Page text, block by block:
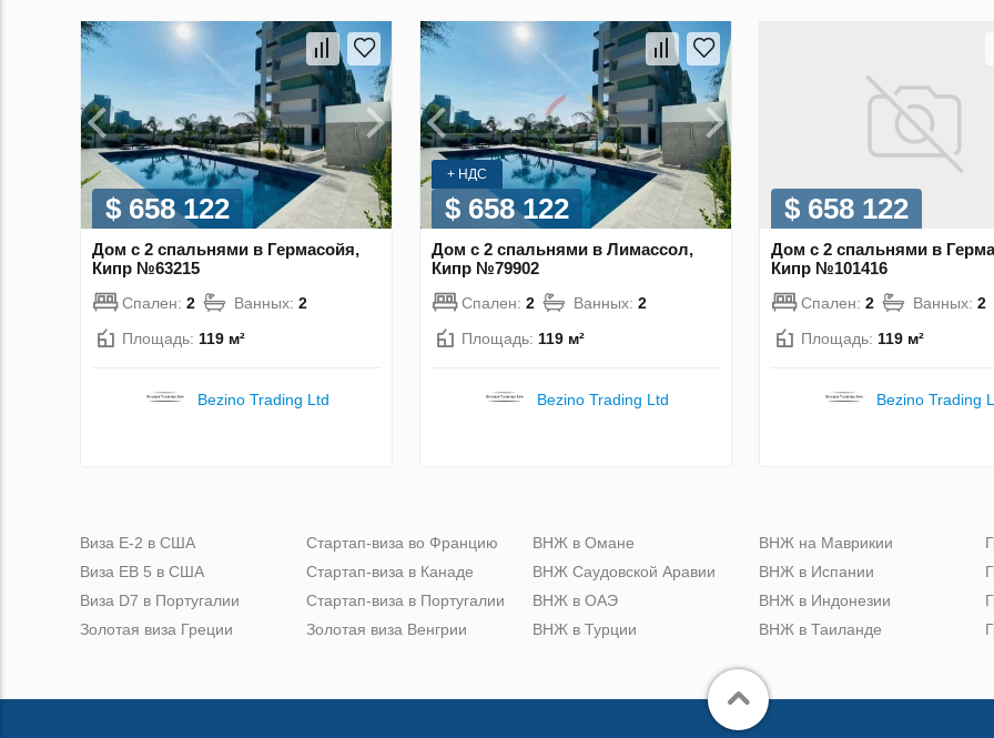
$ 658 122
Дом с 2 спальнями в Гермасойя,
Кипр №63215
Спален: 2 Ванных: 2
Площадь: 119 м²
Bezino Trading Ltd
+ НДС
$ 658 122
Дом с 2 спальнями в Лимассол,
Кипр №79902
Спален: 2 Ванных: 2
Площадь: 119 м²
Bezino Trading Ltd
$ 658 122
Дом с 2 спальнями в
Кипр №101416
Спален: 2 Ванных: 2
Площадь: 119 м²
Bezino Trading
Виза Е-2 в США
Виза ЕВ 5 в США
Виза D7 в Португалии
Золотая виза Греции
Стартап-виза во Францию
Стартап-виза в Канаде
Стартап-виза в Португалии
Золотая виза Венгрии
ВНЖ в Омане
ВНЖ Саудовской Аравии
ВНЖ в ОАЭ
ВНЖ в Турции
ВНЖ на Маврикии
ВНЖ в Испании
ВНЖ в Индонезии
ВНЖ в Таиланде